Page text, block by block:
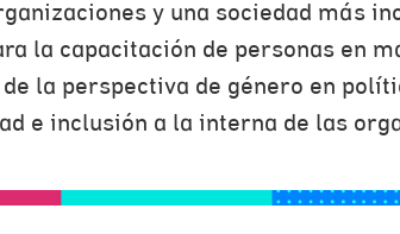
y una sociedad más
la capacitación de personas en
la perspectiva de género en
e inclusión a la interna de las